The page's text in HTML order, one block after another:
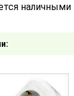
наличными